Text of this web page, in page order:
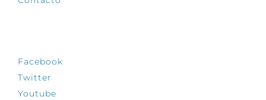
Facebook
Twitter
Youtube